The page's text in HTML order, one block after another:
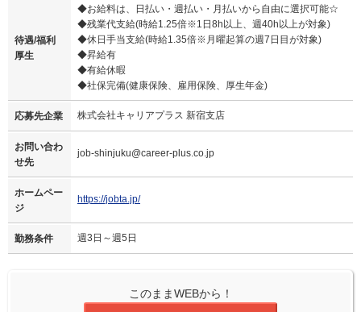
待遇/福利
厚生
◆お給料は、日払い・週払い・月払いから自由に選択可能☆
◆残業代支給(時給1.25倍※1日8h以上、週40h以上が対象)
◆休日手当支給(時給1.35倍※月曜起算の週7日目が対象)
◆昇給有
◆有給休暇
◆社保完備(健康保険、雇用保険、厚生年金)
応募先企業 株式会社キャリアプラス 新宿支店
お問い合わ
せ先
job-shinjuku@career-plus.co.jp
ホームペー
ジ
https://jobta.jp/
勤務条件 週3日～週5日
このままWEBから！